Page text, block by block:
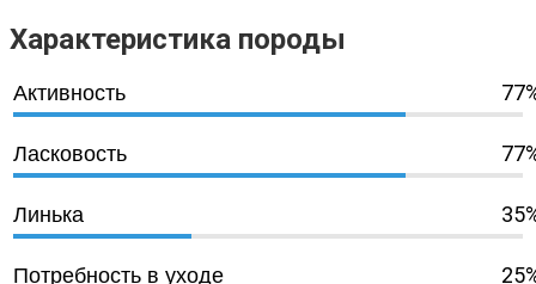
Характеристика породы
Активность
Ласковость
Линька
Потребность в уходе